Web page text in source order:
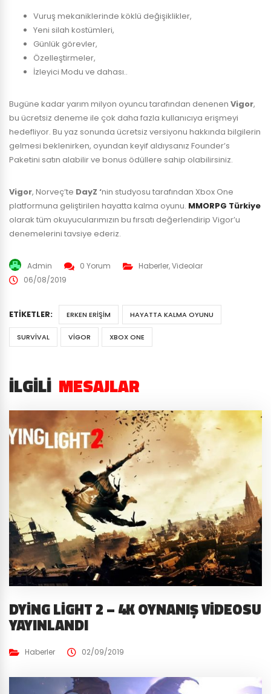
Vuruş mekaniklerinde köklü değişiklikler,
Yeni silah kostümleri,
Günlük görevler,
Özelleştirmeler,
İzleyici Modu ve dahası..
Bugüne kadar yarım milyon oyuncu tarafından denenen Vigor,
bu ücretsiz deneme ile çok daha fazla kullanıcıya erişmeyi
hedefliyor. Bu yaz sonunda ücretsiz versiyonu hakkında bilgilerin
gelmesi beklenirken, oyundan keyif aldıysanız Founder’s
Paketini satın alabilir ve bonus ödüllere sahip olabilirsiniz.
Vigor, Norveç’te DayZ ‘nin studyosu tarafından Xbox One
platformuna geliştirilen hayatta kalma oyunu. MMORPG Türkiye
olarak tüm okuyucularımızın bu fırsatı değerlendirip Vigor’u
denemelerini tavsiye ederiz.
Admin 0 Yorum Haberler,Videolar
06/08/2019
ETIKETLER: ERKEN ERIŞIM HAYATTA KALMA OYUNU
SURVIVAL VIGOR XBOX ONE
İLGILI MESAJLAR
DYING LIGHT 2 – 4K OYNANIŞ VIDEOSU
YAYINLANDI
Haberler 02/09/2019